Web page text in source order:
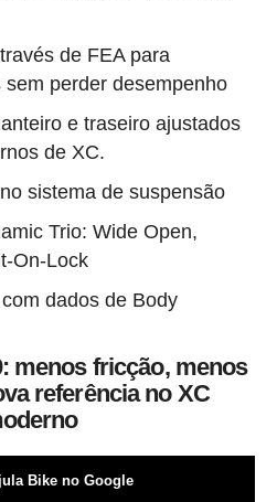
de FEA para
perder desempenho
e traseiro ajustados
de XC.
sistema de suspensão
Trio: Wide Open,
On-Lock
dados de Body
menos fricção, menos
referência no XC
Bike no Google